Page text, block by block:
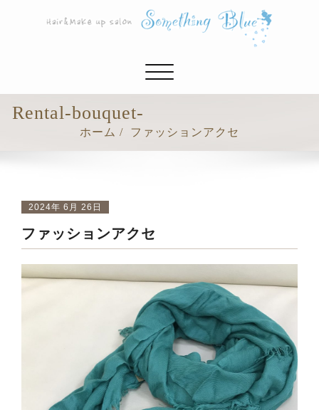
ナ
シ
ョ
Rental-bouquet-
ホーム ファッションアクセ
2024年 6月 26日
ファッションアクセ